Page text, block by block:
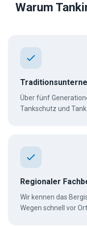
Warum
Über fünf
Tankschutz und
Regionaler
Wir kennen das
Wegen schnell vor Ort.